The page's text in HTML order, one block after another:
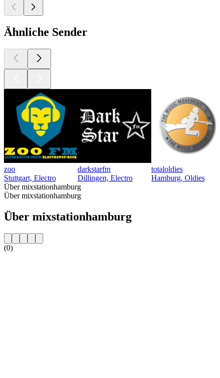
Ähnliche Sender
zoo
Stuttgart, Electro
darkstarfm
Dillingen, Electro
totaloldies
Hamburg, Oldies
Über mixstationhamburg
Über mixstationhamburg
Über mixstationhamburg
(0)